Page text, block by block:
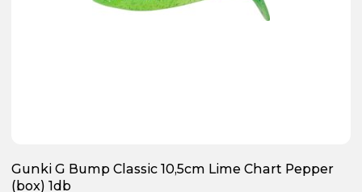
Gunki G Bump Classic 10,5cm Lime Chart Pepper
(box) 1db